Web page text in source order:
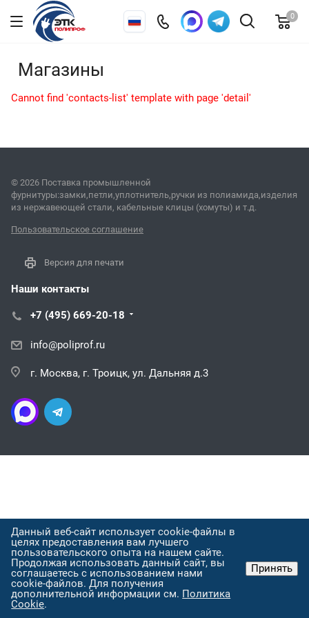
0
Магазины
Cannot find 'contacts-list' template with page 'detail'
© 2026 Поставка промышленной
фурнитуры:замки,петли,уплотнитель,ручки из полиамида,изделия
из нержавеющей стали, кабельные клицы (хомуты) и т.д.
Пользовательское соглашение
Версия для печати
Наши контакты
+7 (495) 669-20-18
info@poliprof.ru
г. Москва, г. Троицк, ул. Дальняя д.3
Данный веб-сайт использует cookie-файлы в
целях предоставления вам лучшего
пользовательского опыта на нашем сайте.
Продолжая использовать данный сайт, вы
соглашаетесь с использованием нами
cookie-файлов. Для получения
дополнительной информации см. Политика
Cookie.
Принять